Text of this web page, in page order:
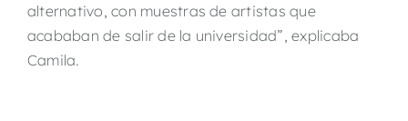
alternativo, con muestras de artistas que
acababan de salir de la universidad”, explicaba
Camila.